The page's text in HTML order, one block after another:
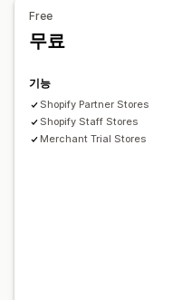
모바일 반응형
Free
무료
기능
Shopify Partner Stores
Shopify Staff Stores
Merchant Trial Stores